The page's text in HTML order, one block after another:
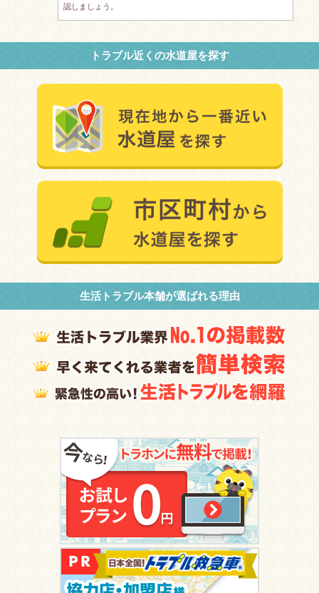
認しましょう。
トラブル近くの水道屋を探す
生活トラブル本舗が選ばれる理由